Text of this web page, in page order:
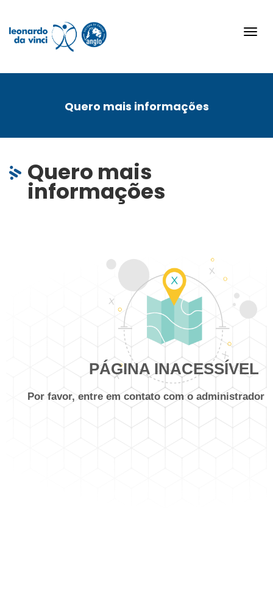
Quero mais informações
Quero mais
informações